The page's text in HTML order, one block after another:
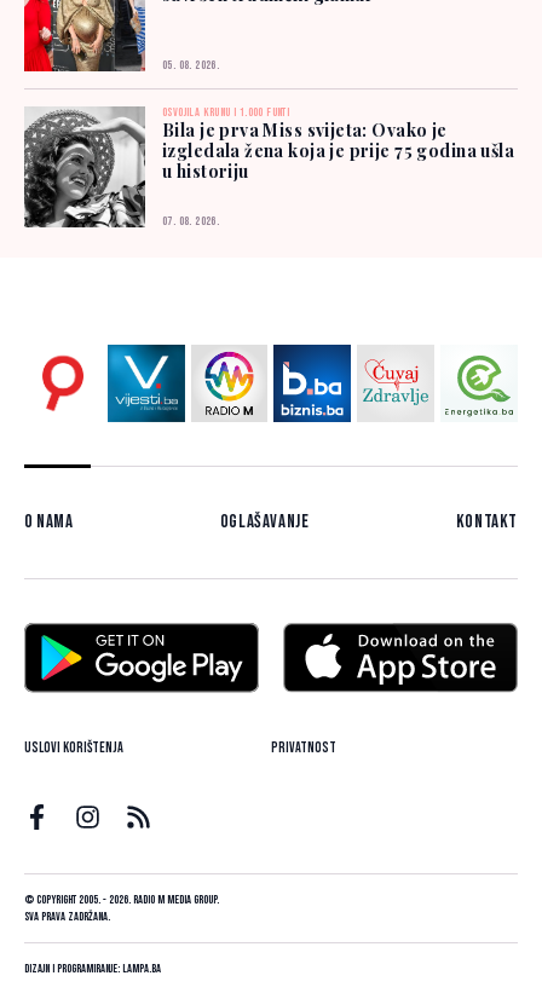
05. 08. 2026.
OSVOJILA KRUNU I 1.000 FUNTI
Bila je prva Miss svijeta: Ovako je
izgledala žena koja je prije 75 godina ušla
u historiju
07. 08. 2026.
O nama Oglašavanje Kontakt
Uslovi korištenja Privatnost
© Copyright 2005. - 2026. Radio M Media Group.
Sva prava zadržana.
Dizajn i programiranje:Lampa.ba